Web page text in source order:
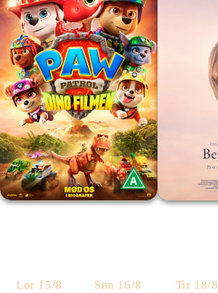
Lør 15/8 Søn 16/8 Tir 18/8